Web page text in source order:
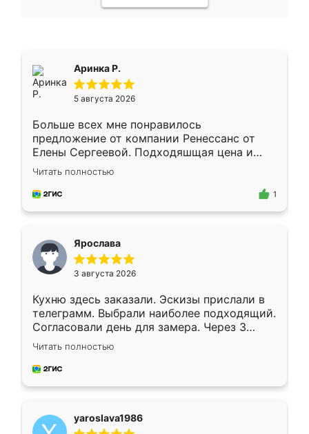
Аринка Р.
5 августа 2026
Больше всех мне понравилось
предложение от компании Ренессанс от
Елены Сергеевой. Подходяшщая цена и
короткие сроки изготовления. Приехавший
для замера сотрудник Владислав
предложил по моему эскизу самый
Читать полностью
1
Ярослава
3 августа 2026
Кухню здесь заказали. Эскизы прислали в
телеграмм. Выбрали наиболее подходящий.
Согласовали день для замера. Через 3
недели кухня была уже готова. Остались
довольны работой. Спасибо Ренессанс
мебель за качественную работу!
Читать полностью
yaroslava1986